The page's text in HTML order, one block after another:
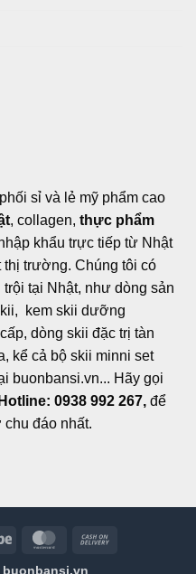
sỉ và lẻ mỹ phẩm cao
, collagen, thực phẩm
khẩu trực tiếp từ Nhật
thị trường. Chúng tôi có
tại Nhật, như dòng sản
kem skii dưỡng
dòng skii đặc trị tàn
kể cả bộ skii minni set
buonbansi.vn... Hãy gọi
Hotline: 0938 992 267, để
đáo nhất.
Stripe MasterCard
buonbansi.vn